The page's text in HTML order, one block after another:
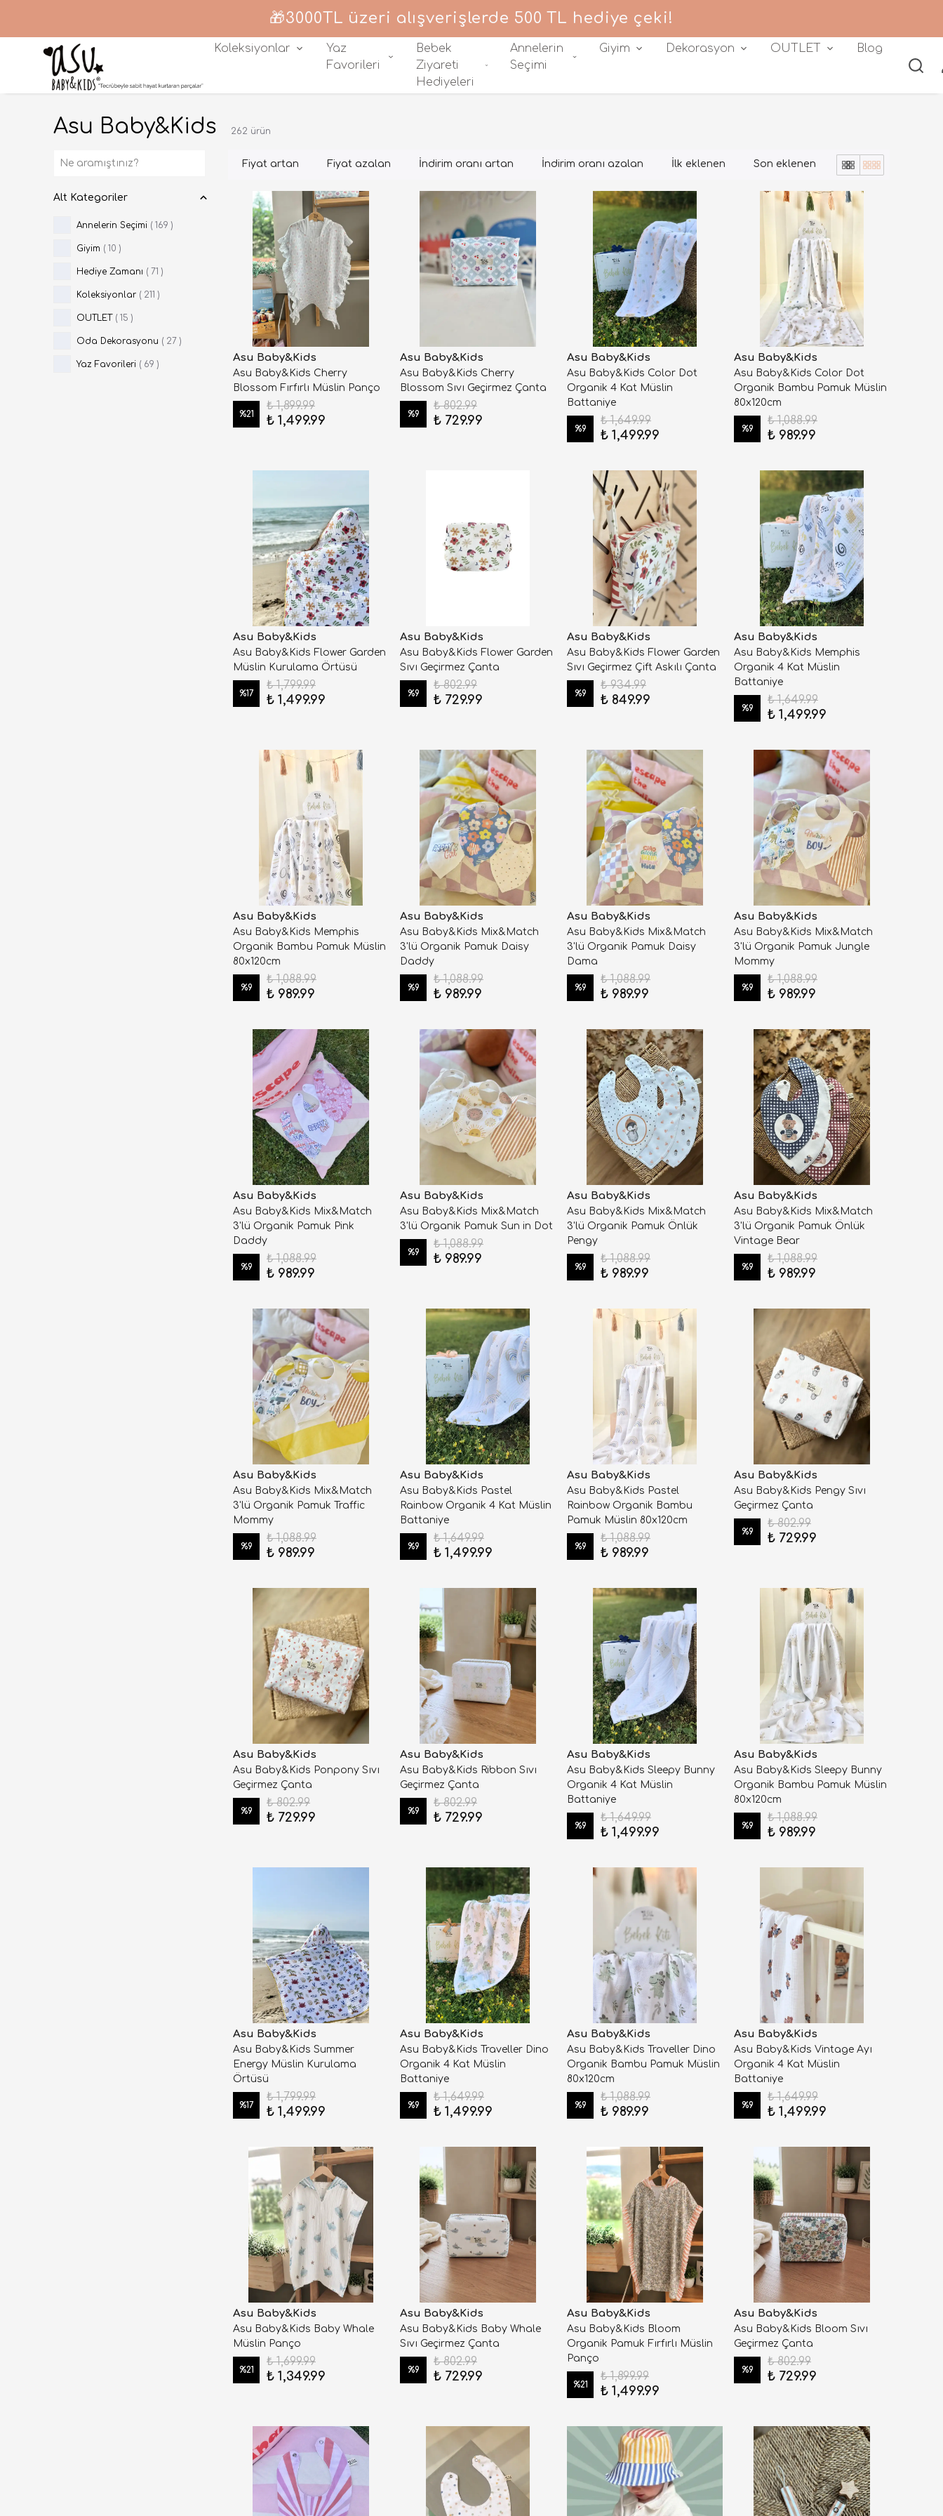
🎁3000TL üzeri alışverişlerde 500 TL hediye çeki!
Koleksiyonlar
Yaz
Favorileri
Bebek
Ziyareti
Hediyeleri
Annelerin
Seçimi
Giyim Dekorasyon OUTLET Blog
Asu Baby&Kids 262 ürün
Fiyat artan Fiyat azalan İndirim oranı artan İndirim oranı azalan İlk eklenen Son eklenen
Alt Kategoriler
Annelerin Seçimi ( 169 )
Giyim ( 10 )
Hediye Zamanı ( 71 )
Koleksiyonlar ( 211 )
OUTLET ( 15 )
Oda Dekorasyonu ( 27 )
Yaz Favorileri ( 69 )
Asu Baby&Kids
Asu Baby&Kids Cherry
Blossom Fırfırlı Müslin Panço
%21
₺ 1,899.99
₺ 1,499.99
Asu Baby&Kids
Asu Baby&Kids Cherry
Blossom Sıvı Geçirmez Çanta
%9
₺ 802.99
₺ 729.99
Asu Baby&Kids
Asu Baby&Kids Color Dot
Organik 4 Kat Müslin
Battaniye
%9
₺ 1,649.99
₺ 1,499.99
Asu Baby&Kids
Asu Baby&Kids Color Dot
Organik Bambu Pamuk Müslin
80x120cm
%9
₺ 1,088.99
₺ 989.99
Asu Baby&Kids
Asu Baby&Kids Flower Garden
Müslin Kurulama Örtüsü
%17
₺ 1,799.99
₺ 1,499.99
Asu Baby&Kids
Asu Baby&Kids Flower Garden
Sıvı Geçirmez Çanta
%9
₺ 802.99
₺ 729.99
Asu Baby&Kids
Asu Baby&Kids Flower Garden
Sıvı Geçirmez Çift Askılı Çanta
%9
₺ 934.99
₺ 849.99
Asu Baby&Kids
Asu Baby&Kids Memphis
Organik 4 Kat Müslin
Battaniye
%9
₺ 1,649.99
₺ 1,499.99
Asu Baby&Kids
Asu Baby&Kids Memphis
Organik Bambu Pamuk Müslin
80x120cm
%9
₺ 1,088.99
₺ 989.99
Asu Baby&Kids
Asu Baby&Kids Mix&Match
3'lü Organik Pamuk Daisy
Daddy
%9
₺ 1,088.99
₺ 989.99
Asu Baby&Kids
Asu Baby&Kids Mix&Match
3'lü Organik Pamuk Daisy
Dama
%9
₺ 1,088.99
₺ 989.99
Asu Baby&Kids
Asu Baby&Kids Mix&Match
3'lü Organik Pamuk Jungle
Mommy
%9
₺ 1,088.99
₺ 989.99
Asu Baby&Kids
Asu Baby&Kids Mix&Match
3'lü Organik Pamuk Pink
Daddy
%9
₺ 1,088.99
₺ 989.99
Asu Baby&Kids
Asu Baby&Kids Mix&Match
3'lü Organik Pamuk Sun in Dot
%9
₺ 1,088.99
₺ 989.99
Asu Baby&Kids
Asu Baby&Kids Mix&Match
3'lü Organik Pamuk Önlük
Pengy
%9
₺ 1,088.99
₺ 989.99
Asu Baby&Kids
Asu Baby&Kids Mix&Match
3'lü Organik Pamuk Önlük
Vintage Bear
%9
₺ 1,088.99
₺ 989.99
Asu Baby&Kids
Asu Baby&Kids Mix&Match
3'lü Organik Pamuk Traffic
Mommy
%9
₺ 1,088.99
₺ 989.99
Asu Baby&Kids
Asu Baby&Kids Pastel
Rainbow Organik 4 Kat Müslin
Battaniye
%9
₺ 1,649.99
₺ 1,499.99
Asu Baby&Kids
Asu Baby&Kids Pastel
Rainbow Organik Bambu
Pamuk Müslin 80x120cm
%9
₺ 1,088.99
₺ 989.99
Asu Baby&Kids
Asu Baby&Kids Pengy Sıvı
Geçirmez Çanta
%9
₺ 802.99
₺ 729.99
Asu Baby&Kids
Asu Baby&Kids Ponpony Sıvı
Geçirmez Çanta
%9
₺ 802.99
₺ 729.99
Asu Baby&Kids
Asu Baby&Kids Ribbon Sıvı
Geçirmez Çanta
%9
₺ 802.99
₺ 729.99
Asu Baby&Kids
Asu Baby&Kids Sleepy Bunny
Organik 4 Kat Müslin
Battaniye
%9
₺ 1,649.99
₺ 1,499.99
Asu Baby&Kids
Asu Baby&Kids Sleepy Bunny
Organik Bambu Pamuk Müslin
80x120cm
%9
₺ 1,088.99
₺ 989.99
Asu Baby&Kids
Asu Baby&Kids Summer
Energy Müslin Kurulama
Örtüsü
%17
₺ 1,799.99
₺ 1,499.99
Asu Baby&Kids
Asu Baby&Kids Traveller Dino
Organik 4 Kat Müslin
Battaniye
%9
₺ 1,649.99
₺ 1,499.99
Asu Baby&Kids
Asu Baby&Kids Traveller Dino
Organik Bambu Pamuk Müslin
80x120cm
%9
₺ 1,088.99
₺ 989.99
Asu Baby&Kids
Asu Baby&Kids Vintage Ayı
Organik 4 Kat Müslin
Battaniye
%9
₺ 1,649.99
₺ 1,499.99
Asu Baby&Kids
Asu Baby&Kids Baby Whale
Müslin Panço
%21
₺ 1,699.99
₺ 1,349.99
Asu Baby&Kids
Asu Baby&Kids Baby Whale
Sıvı Geçirmez Çanta
%9
₺ 802.99
₺ 729.99
Asu Baby&Kids
Asu Baby&Kids Bloom
Organik Pamuk Fırfırlı Müslin
Panço
%21
₺ 1,899.99
₺ 1,499.99
Asu Baby&Kids
Asu Baby&Kids Bloom Sıvı
Geçirmez Çanta
%9
₺ 802.99
₺ 729.99